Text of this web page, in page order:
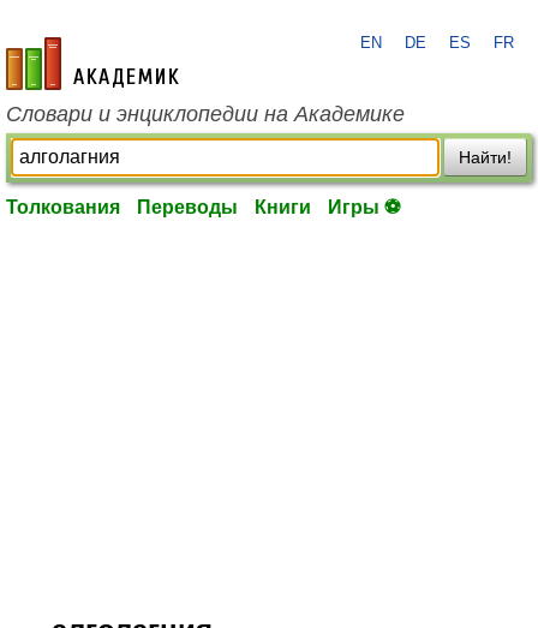
academic.ru
EN DE ES FR
Словари и энциклопедии на Академике
Найти!
Толкования Переводы Книги Игры ⚽